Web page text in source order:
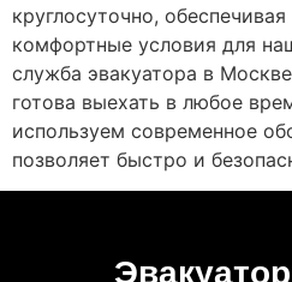
круглосуточно,
комфортные условия для
служба эвакуатора в
готова выехать в любое
используем современное
позволяет быстро и